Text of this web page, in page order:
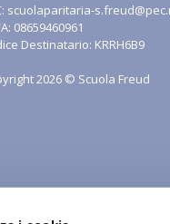
scuolaparitaria-
08659460961
Destinatario: KRRH6B9
2026 © Scuola Freud